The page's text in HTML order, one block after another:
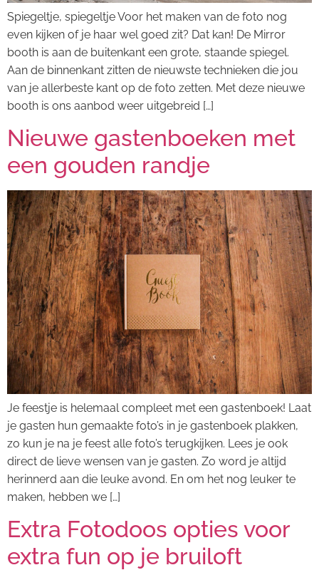
Spiegeltje, spiegeltje Voor het maken van de foto nog
even kijken of je haar wel goed zit? Dat kan! De Mirror
booth is aan de buitenkant een grote, staande spiegel.
Aan de binnenkant zitten de nieuwste technieken die jou
van je allerbeste kant op de foto zetten. Met deze nieuwe
booth is ons aanbod weer uitgebreid […]
Nieuwe gastenboeken met
een gouden randje
Je feestje is helemaal compleet met een gastenboek! Laat
je gasten hun gemaakte foto’s in je gastenboek plakken,
zo kun je na je feest alle foto’s terugkijken. Lees je ook
direct de lieve wensen van je gasten. Zo word je altijd
herinnerd aan die leuke avond. En om het nog leuker te
maken, hebben we […]
Extra Fotodoos opties voor
extra fun op je bruiloft